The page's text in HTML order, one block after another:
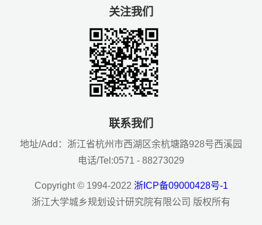
关注我们
联系我们
地址/Add：浙江省杭州市西湖区余杭塘路928号西溪园
电话/Tel:0571 - 88273029
Copyright © 1994-2022 浙ICP备09000428号-1
浙江大学城乡规划设计研究院有限公司 版权所有